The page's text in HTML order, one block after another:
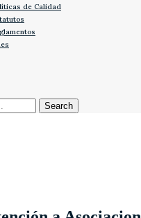
de Calidad